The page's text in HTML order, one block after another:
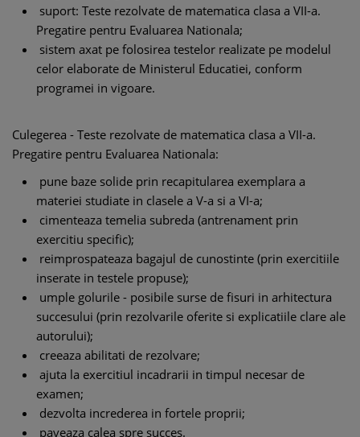
suport: Teste rezolvate de matematica clasa a VII-a.
Pregatire pentru Evaluarea Nationala;
sistem axat pe folosirea testelor realizate pe modelul
celor elaborate de Ministerul Educatiei, conform
programei in vigoare.
Culegerea - Teste rezolvate de matematica clasa a VII-a.
Pregatire pentru Evaluarea Nationala:
pune baze solide prin recapitularea exemplara a
materiei studiate in clasele a V-a si a VI-a;
cimenteaza temelia subreda (antrenament prin
exercitiu specific);
reimprospateaza bagajul de cunostinte (prin exercitiile
inserate in testele propuse);
umple golurile - posibile surse de fisuri in arhitectura
succesului (prin rezolvarile oferite si explicatiile clare ale
autorului);
creeaza abilitati de rezolvare;
ajuta la exercitiul incadrarii in timpul necesar de
examen;
dezvolta increderea in fortele proprii;
paveaza calea spre succes.